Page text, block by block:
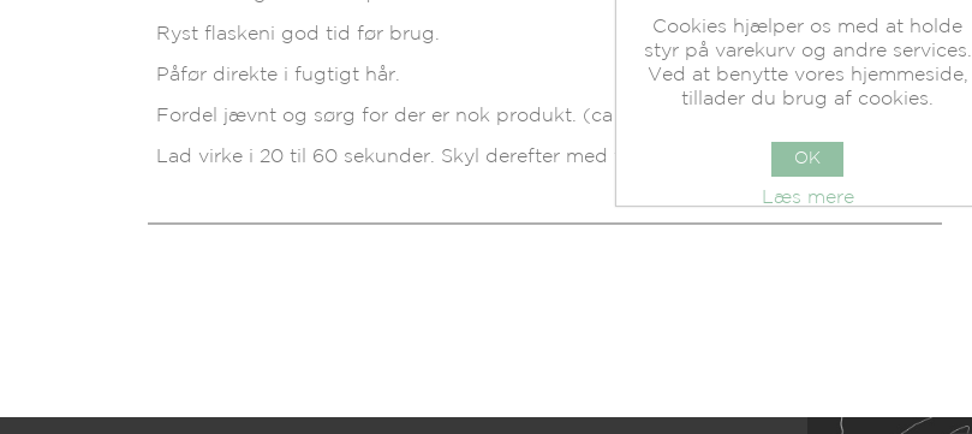
Ryst flaskeni god tid før brug.
Påfør direkte i fugtigt hår.
Fordel jævnt og sørg for der er nok produkt. (ca 10-20 ml. )
Lad virke i 20 til 60 sekunder. Skyl derefter med vand.
Cookies hjælper os med at holde
styr på varekurv og andre services.
Ved at benytte vores hjemmeside,
tillader du brug af cookies.
OK
Læs mere